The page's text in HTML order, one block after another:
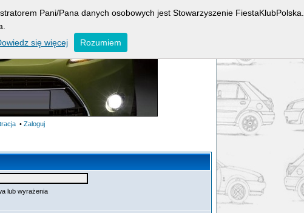
• Zaloguj
lub wyrażenia
Pani/Pana danych osobowych jest Stowarzyszenie FiestaKlubPolska.
się więcej Rozumiem